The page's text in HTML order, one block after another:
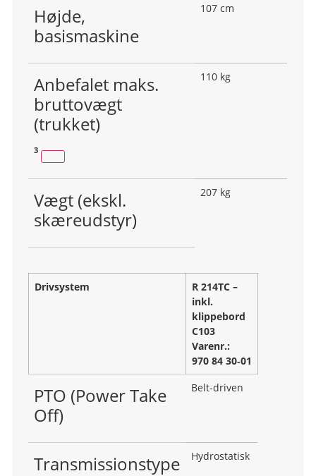
Højde,
basismaskine
107 cm
Anbefalet maks.
bruttovægt
(trukket)
3
110 kg
Vægt (ekskl.
skæreudstyr)
207 kg
Drivsystem
R 214TC –
inkl.
klippebord
C103
Varenr.:
970 84 30‑01
PTO (Power Take
Off)
Belt-driven
Transmissionstype Hydrostatisk